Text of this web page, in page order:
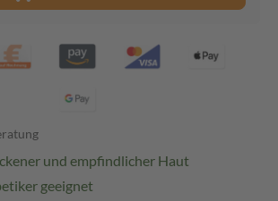
und empfindlicher Haut
geeignet